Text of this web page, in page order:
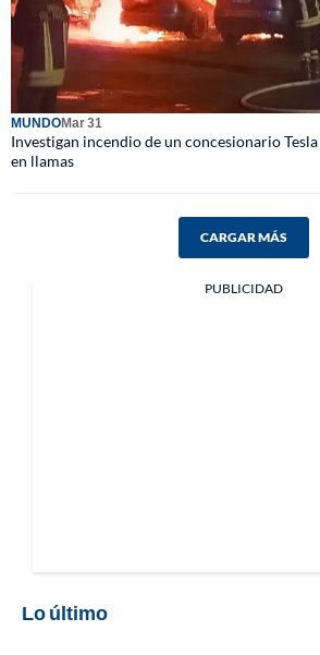
MUNDOMar 31
Investigan incendio de un concesionario
en llamas
CARGAR MÁS
PUBLICIDAD
Lo último